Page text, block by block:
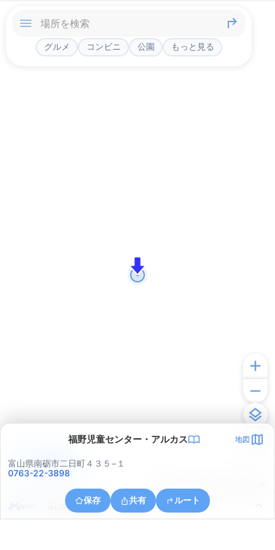
グルメ コンビニ 公園 もっと見る
福野児童センター・アルカス 地図
富山県南砺市二日町４３５−１
0763-22-3898
保存 共有 ルート
富山県南砺市安居
アプリで見る